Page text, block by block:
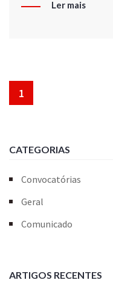
Ler mais
1
CATEGORIAS
Convocatórias
Geral
Comunicado
ARTIGOS RECENTES